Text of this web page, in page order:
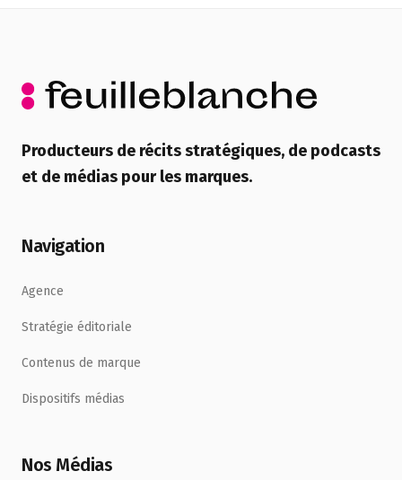
Producteurs de récits stratégiques, de podcasts
et de médias pour les marques.
Navigation
Agence
Stratégie éditoriale
Contenus de marque
Dispositifs médias
Nos Médias